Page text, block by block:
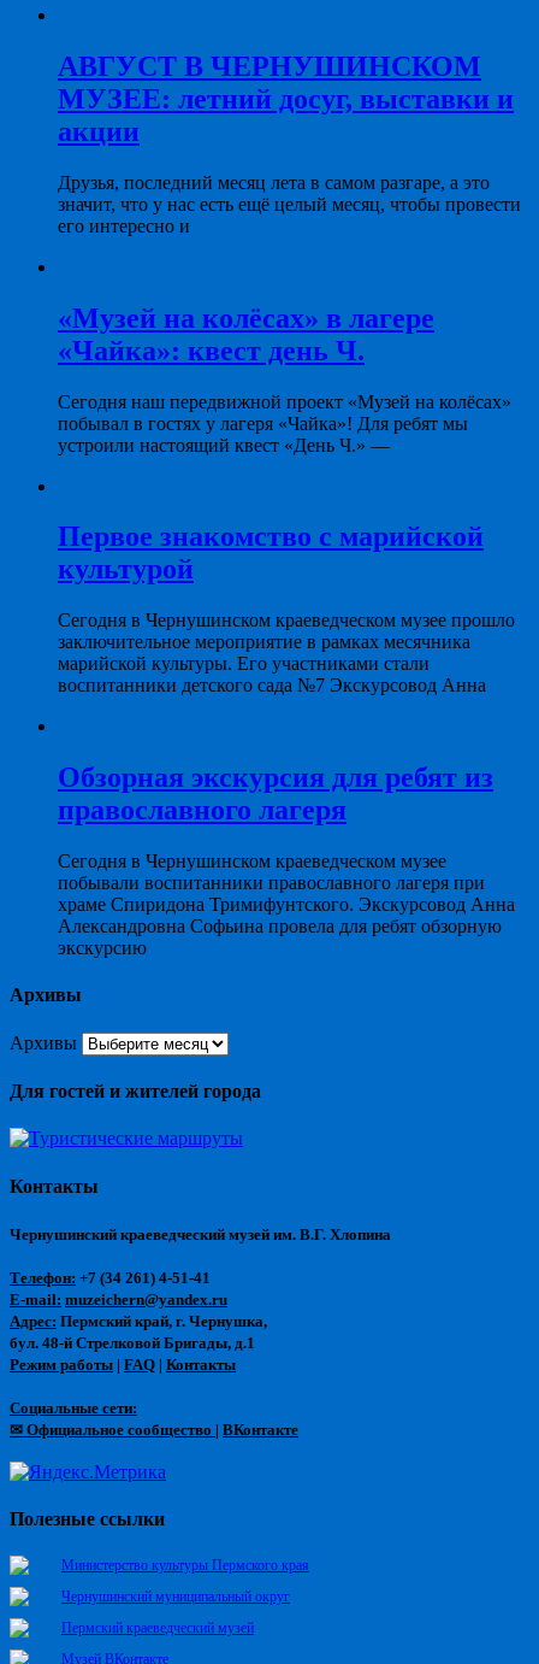
АВГУСТ В ЧЕРНУШИНСКОМ
МУЗЕЕ: летний досуг, выставки и
акции
Друзья, последний месяц лета в самом разгаре, а это
значит, что у нас есть ещё целый месяц, чтобы провести
его интересно и
«Музей на колёсах» в лагере
«Чайка»: квест день Ч.
Сегодня наш передвижной проект «Музей на колёсах»
побывал в гостях у лагеря «Чайка»! Для ребят мы
устроили настоящий квест «День Ч.» —
Первое знакомство с марийской
культурой
Сегодня в Чернушинском краеведческом музее прошло
заключительное мероприятие в рамках месячника
марийской культуры. Его участниками стали
воспитанники детского сада №7 Экскурсовод Анна
Обзорная экскурсия для ребят из
православного лагеря
Сегодня в Чернушинском краеведческом музее
побывали воспитанники православного лагеря при
храме Спиридона Тримифунтского. Экскурсовод Анна
Александровна Софьина провела для ребят обзорную
экскурсию
Архивы
Архивы
Для гостей и жителей города
Контакты
Чернушинский краеведческий музей им. В.Г. Хлопина
Телефон: +7 (34 261) 4-51-41
E-mail: muzeichern@yandex.ru
Адрес: Пермский край, г. Чернушка,
бул. 48-й Стрелковой Бригады, д.1
Режим работы | FAQ | Контакты
Социальные сети:
✉ Официальное сообщество | ВКонтакте
Полезные ссылки
Министерство культуры Пермского края
Чернушинский муниципальный округ
Пермский краеведческий музей
Музей ВКонтакте